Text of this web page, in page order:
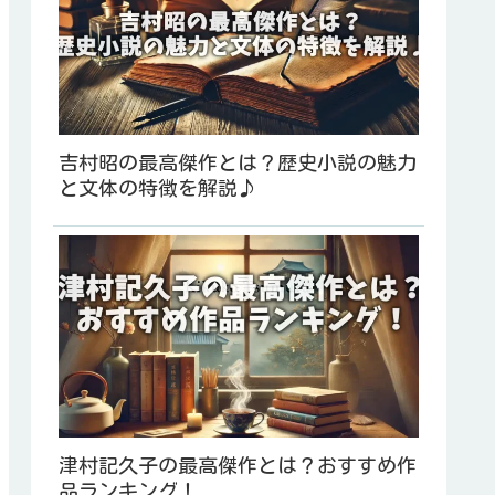
吉村昭の最高傑作とは？歴史小説の魅力
と文体の特徴を解説♪
津村記久子の最高傑作とは？おすすめ作
品ランキング！